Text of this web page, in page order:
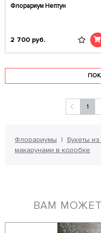
Флорариум Нептун
2 700 руб.
1
Флорариумы Букеты
макарунами в коробке
ВАМ